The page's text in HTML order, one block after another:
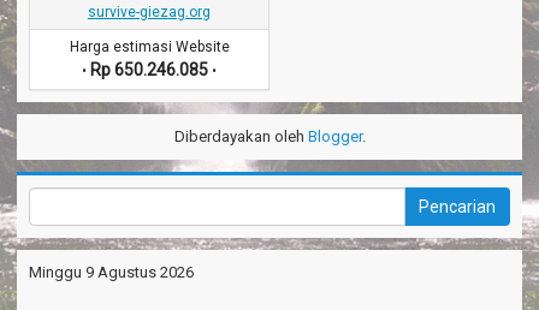
survive-giezag.org
Harga estimasi Website
• Rp 650.246.085 •
Diberdayakan oleh Blogger.
Minggu 9 Agustus 2026